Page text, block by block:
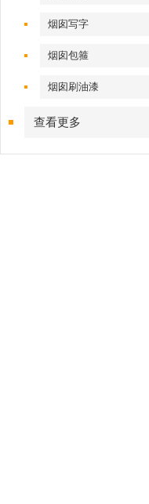
烟囱写字
烟囱包箍
烟囱刷油漆
查看更多